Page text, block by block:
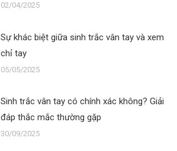
02/04/2025
Sự khác biệt giữa sinh trắc vân tay và xem
chỉ tay
05/05/2025
Sinh trắc vân tay có chính xác không? Giải
đáp thắc mắc thường gặp
30/09/2025